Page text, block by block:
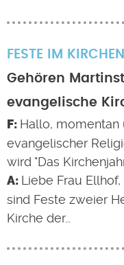
FESTE IM
Gehören
evangelische
Hallo, momentan
evangelischer
wird "Das
Liebe Frau
sind Feste zweier
Kirche der…